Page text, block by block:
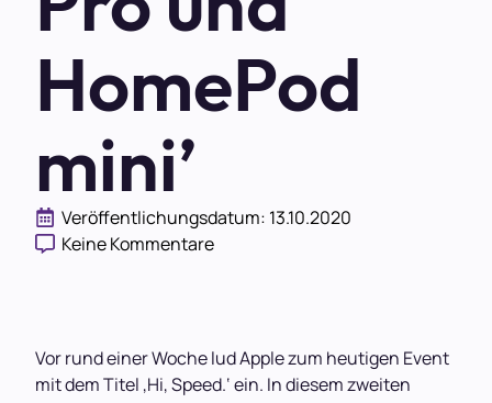
HomePod
mini’
Veröffentlichungsdatum: 13.10.2020
Keine Kommentare
Vor rund einer Woche lud Apple zum heutigen Event
mit dem Titel ‚Hi, Speed.‘ ein. In diesem zweiten